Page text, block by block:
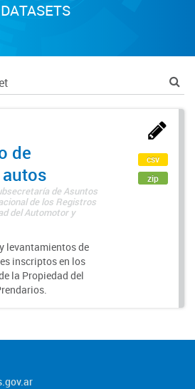
DATASETS
de
de Asuntos
de los Registros
del Automotor y
levantamientos de
inscriptos en los
la Propiedad del
csv
zip